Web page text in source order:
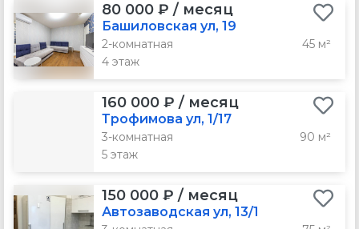
80 000 ₽ / месяц
Башиловская ул, 19
2-комнатная
45 м²
4 этаж
160 000 ₽ / месяц
Трофимова ул, 1/17
3-комнатная
90 м²
5 этаж
150 000 ₽ / месяц
Автозаводская ул, 13/1